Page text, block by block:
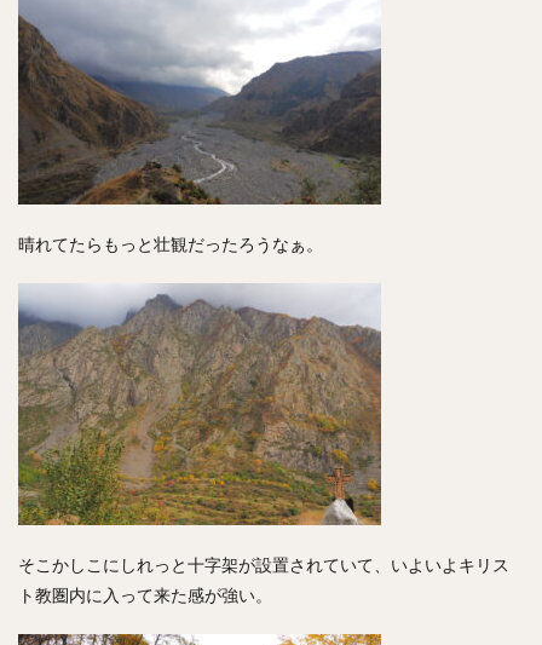
晴れてたらもっと壮観だったろうなぁ。
そこかしこにしれっと十字架が設置されていて、いよいよキリス
ト教圏内に入って来た感が強い。